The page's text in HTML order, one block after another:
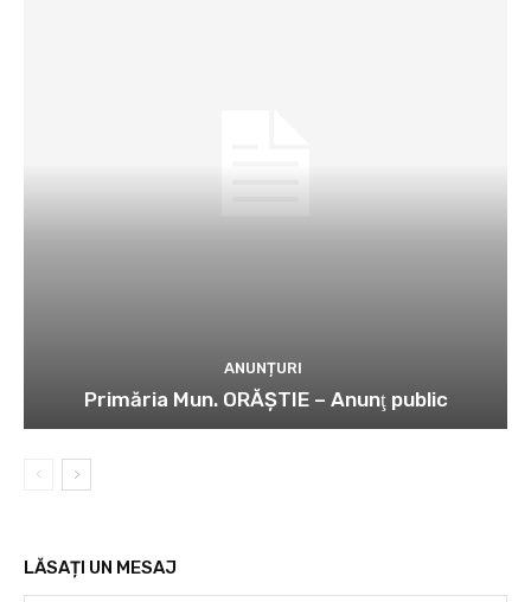
ANUNȚURI
Primăria Mun. ORĂȘTIE – Anunţ public
LĂSAȚI UN MESAJ